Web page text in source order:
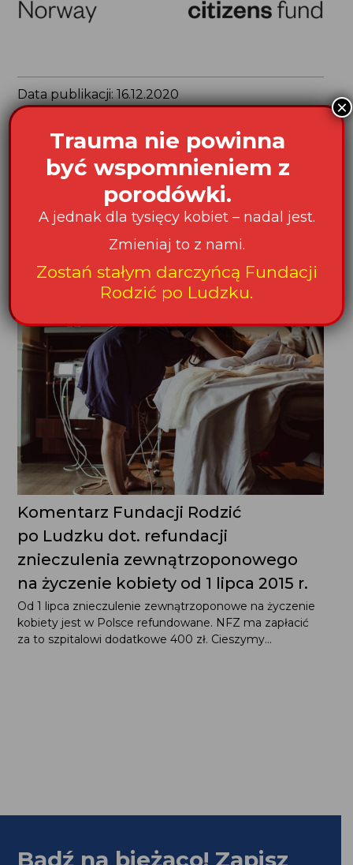
Data publikacji: 16.12.2020
Podziel się na:
Czytaj także:
Komentarz Fundacji Rodzić
po Ludzku dot. refundacji
znieczulenia zewnątrzoponowego
na życzenie kobiety od 1 lipca 2015 r.
Od 1 lipca znieczulenie zewnątrzoponowe na życzenie
kobiety jest w Polsce refundowane. NFZ ma zapłacić
za to szpitalowi dodatkowe 400 zł. Cieszymy...
Bądź na bieżąco! Zapisz
Trauma nie powinna
być wspomnieniem z
porodówki.
A jednak dla tysięcy kobiet – nadal jest.
Zmieniaj to z nami.
Zostań stałym darczyńcą Fundacji
Rodzić po Ludzku.
×